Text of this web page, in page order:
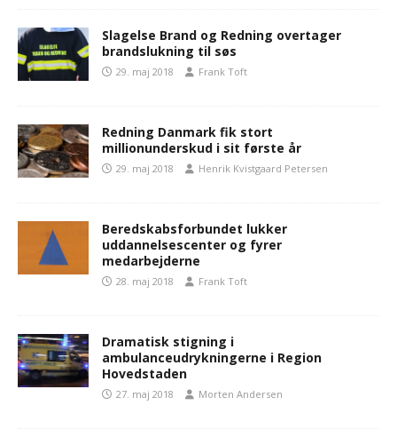
Slagelse Brand og Redning overtager
brandslukning til søs
29. maj 2018 Frank Toft
Redning Danmark fik stort
millionunderskud i sit første år
29. maj 2018 Henrik Kvistgaard Petersen
Beredskabsforbundet lukker
uddannelsescenter og fyrer
medarbejderne
28. maj 2018 Frank Toft
Dramatisk stigning i
ambulanceudrykningerne i Region
Hovedstaden
27. maj 2018 Morten Andersen